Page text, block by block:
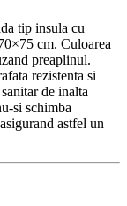
tip insula cu
cm. Culoarea
preaplinul.
rezistenta si
de inalta
si schimba
astfel un